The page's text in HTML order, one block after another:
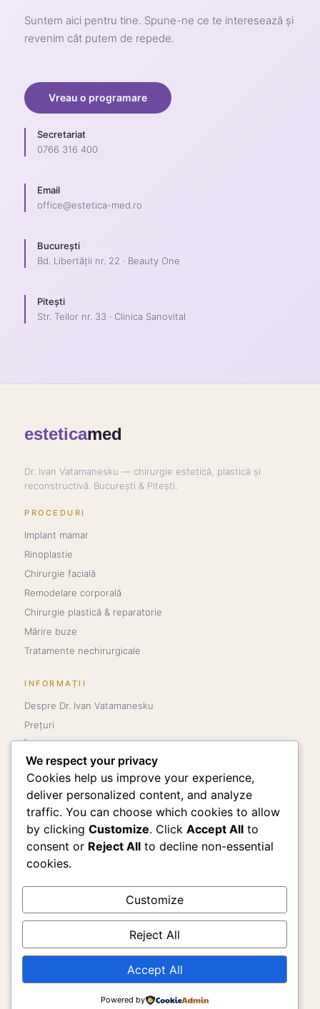
Suntem aici pentru tine. Spune-ne ce te interesează și
revenim cât putem de repede.
Vreau o programare
Secretariat
0766 316 400
Email
office@estetica-med.ro
București
Bd. Libertății nr. 22 · Beauty One
Pitești
Str. Teilor nr. 33 · Clinica Sanovital
esteticamed
Dr. Ivan Vatamanesku — chirurgie estetică, plastică și
reconstructivă. București & Pitești.
PROCEDURI
Implant mamar
Rinoplastie
Chirurgie facială
Remodelare corporală
Chirurgie plastică & reparatorie
Mărire buze
Tratamente nechirurgicale
INFORMAȚII
Despre Dr. Ivan Vatamanesku
Prețuri
Înainte & după
Blog
Programare & contact
Politica de confidențialitate
CONTACT
0766 316 400 — Secretariat
office@estetica-med.ro
București — Bd. Libertății 22
© 2026 estetica-med · Dr. Ivan Vatamanesku · Chirurgie estetică și
plastică
We respect your privacy
Cookies help us improve your experience,
deliver personalized content, and analyze
traffic. You can choose which cookies to allow
by clicking Customize. Click Accept All to
consent or Reject All to decline non-essential
cookies.
Customize
Reject All
Accept All
Powered by